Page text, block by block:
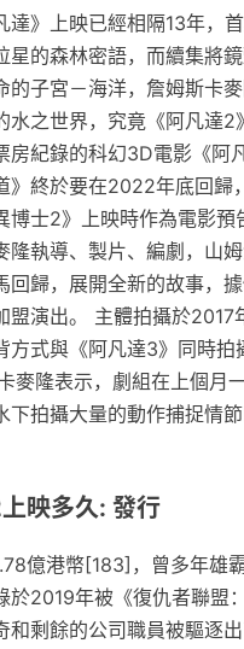
達》上映已經相隔13年，
星的森林密語，而續集將
的子宮－海洋，詹姆斯卡
水之世界，究竟《阿凡達2
房紀錄的科幻3D電影《阿
》終於要在2022年底回歸
博士2》上映時作為電影預
隆執導、製片、編劇，山
回歸，展開全新的故事，
盟演出。 主體拍攝於
方式與《阿凡達3》同時
麥隆表示，劇組在上個月
下拍攝大量的動作捕捉情節
映多久: 發行
億港幣[183]，曾多年雄
於2019年被《復仇者聯盟
和剩餘的公司職員被驅逐